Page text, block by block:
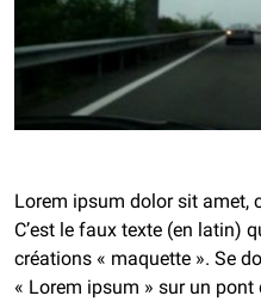
Lorem ipsum dolor sit
C’est le faux texte (en latin)
créations « maquette ». Se
« Lorem ipsum » sur un pont